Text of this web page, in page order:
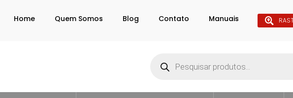
Home Quem Somos Blog Contato Manuais